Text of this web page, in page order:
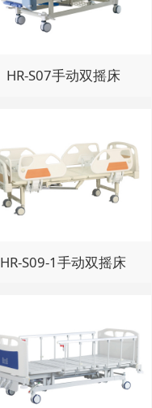
HR-S07手动双摇床
HR-S09-1手动双摇床